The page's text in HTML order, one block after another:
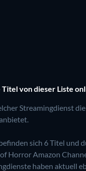
von dieser Liste
Streamingdienst
sich 6 Titel und
Horror Amazon
haben aktuell